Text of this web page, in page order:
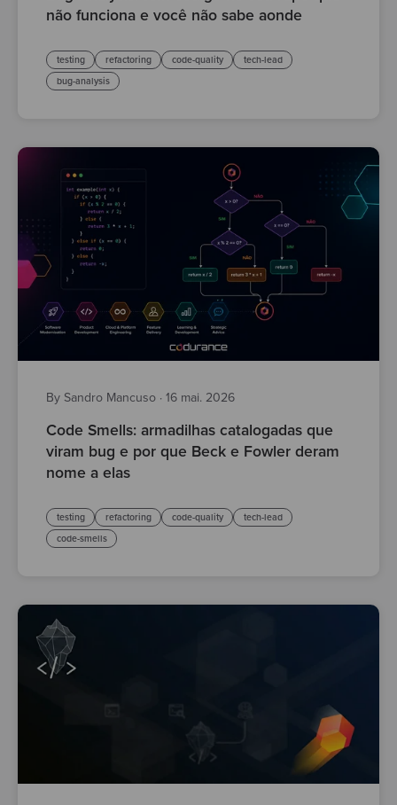
não funciona e você não sabe aonde
testing refactoring code-quality
tech-lead
bug-analysis
By Sandro Mancuso · 16 mai. 2026
Code Smells: armadilhas catalogadas que
viram bug e por que Beck e Fowler deram
nome a elas
testing refactoring code-quality
tech-lead
code-smells